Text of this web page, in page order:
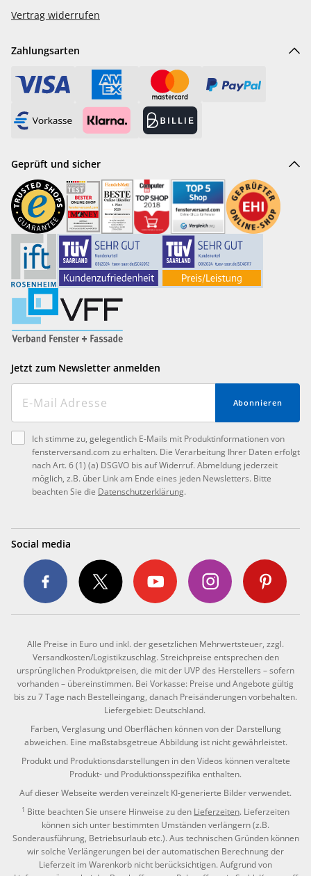
Vertrag widerrufen
Zahlungsarten
Geprüft und sicher
Jetzt zum Newsletter anmelden
Abonnieren
Ich stimme zu, gelegentlich E-Mails mit Produktinformationen von
fensterversand.com zu erhalten. Die Verarbeitung Ihrer Daten erfolgt
nach Art. 6 (1) (a) DSGVO bis auf Widerruf. Abmeldung jederzeit
möglich, z.B. über Link am Ende eines jeden Newsletters. Bitte
beachten Sie die Datenschutzerklärung.
Social media
Alle Preise in Euro und inkl. der gesetzlichen Mehrwertsteuer, zzgl.
Versandkosten/Logistikzuschlag. Streichpreise entsprechen den
ursprünglichen Produktpreisen, die mit der UVP des Herstellers – sofern
vorhanden – übereinstimmen. Bei Vorkasse: Preise und Angebote gültig
bis zu 7 Tage nach Bestelleingang, danach Preisänderungen vorbehalten.
Liefergebiet: Deutschland.
Farben, Verglasung und Oberflächen können von der Darstellung
abweichen. Eine maßstabsgetreue Abbildung ist nicht gewährleistet.
Produkt und Produktionsdarstellungen in den Videos können veraltete
Produkt- und Produktionsspezifika enthalten.
Auf dieser Webseite werden vereinzelt KI-generierte Bilder verwendet.
1 Bitte beachten Sie unsere Hinweise zu den Lieferzeiten. Lieferzeiten
können sich unter bestimmten Umständen verlängern (z.B.
Sonderausführung, Betriebsurlaub etc.). Aus technischen Gründen können
wir solche Verlängerungen bei der automatischen Berechnung der
Lieferzeit im Warenkorb nicht berücksichtigen. Aufgrund von